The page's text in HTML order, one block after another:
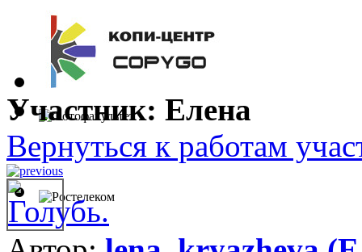
Участник: Елена
Вернуться к работам